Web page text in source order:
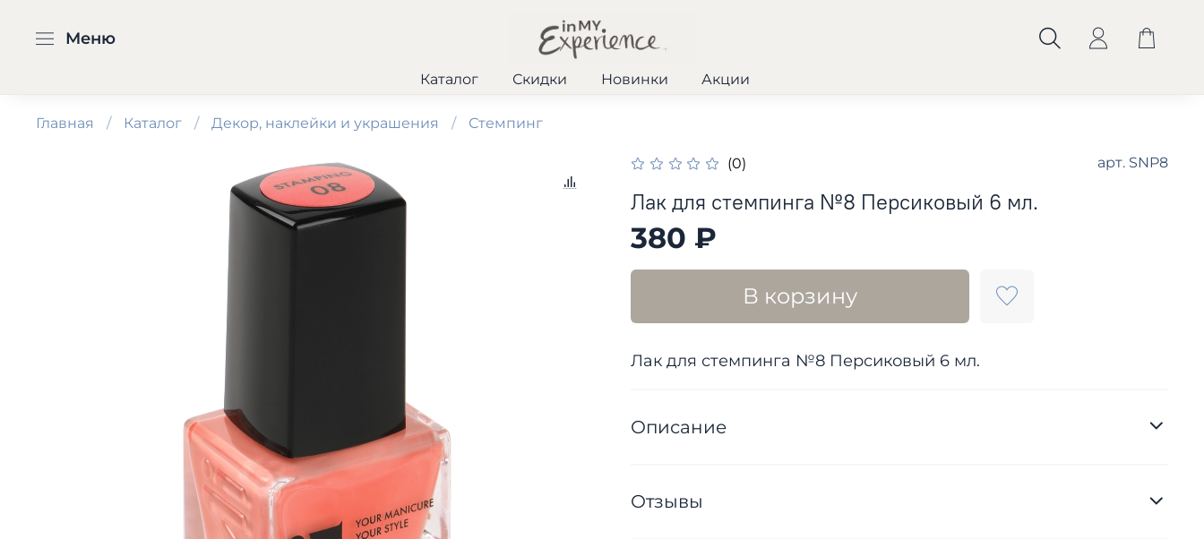
Меню
Каталог Скидки Новинки Акции
Главная Каталог Декор, наклейки и украшения Стемпинг
(0) арт. SNP8
Лак для стемпинга №8 Персиковый 6 мл.
380 ₽
В корзину
Лак для стемпинга №8 Персиковый 6 мл.
Описание
Отзывы